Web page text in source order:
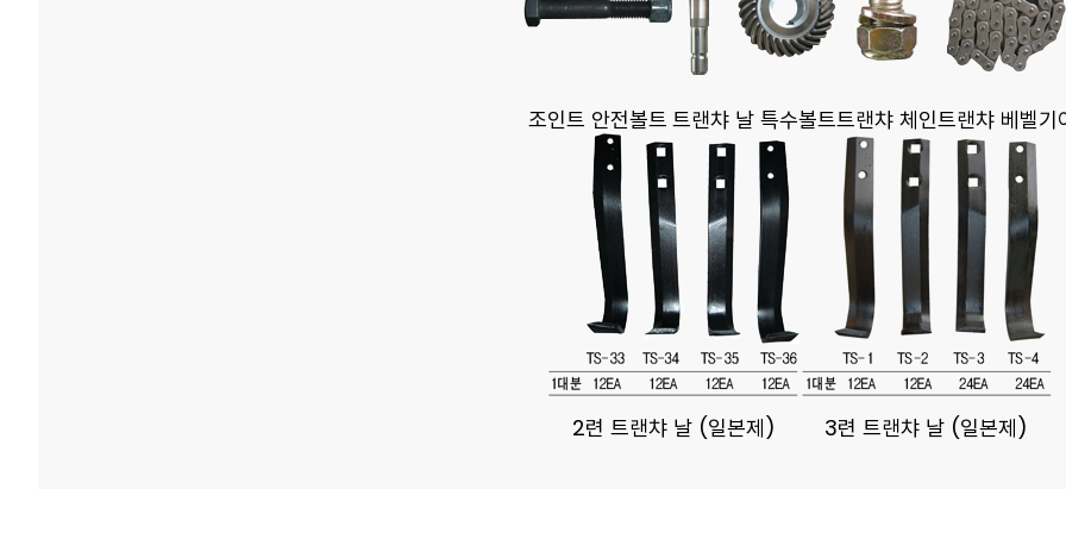
조인트 안전볼트 트랜챠 날 특수볼트트랜챠 체인트랜챠 베벨기
2련 트랜챠 날 (일본제) 3련 트랜챠 날 (일본제)